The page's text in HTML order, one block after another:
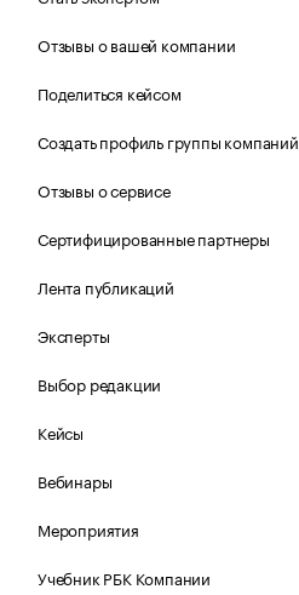
Отзывы о вашей компании
Поделиться кейсом
Создать профиль группы компаний
Отзывы о сервисе
Сертифицированные партнеры
Лента публикаций
Эксперты
Выбор редакции
Кейсы
Вебинары
Мероприятия
Учебник РБК Компании